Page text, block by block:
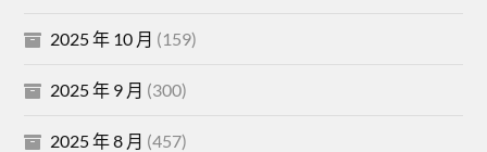
2025 年 10 月 (159)
2025 年 9 月 (300)
2025 年 8 月 (457)